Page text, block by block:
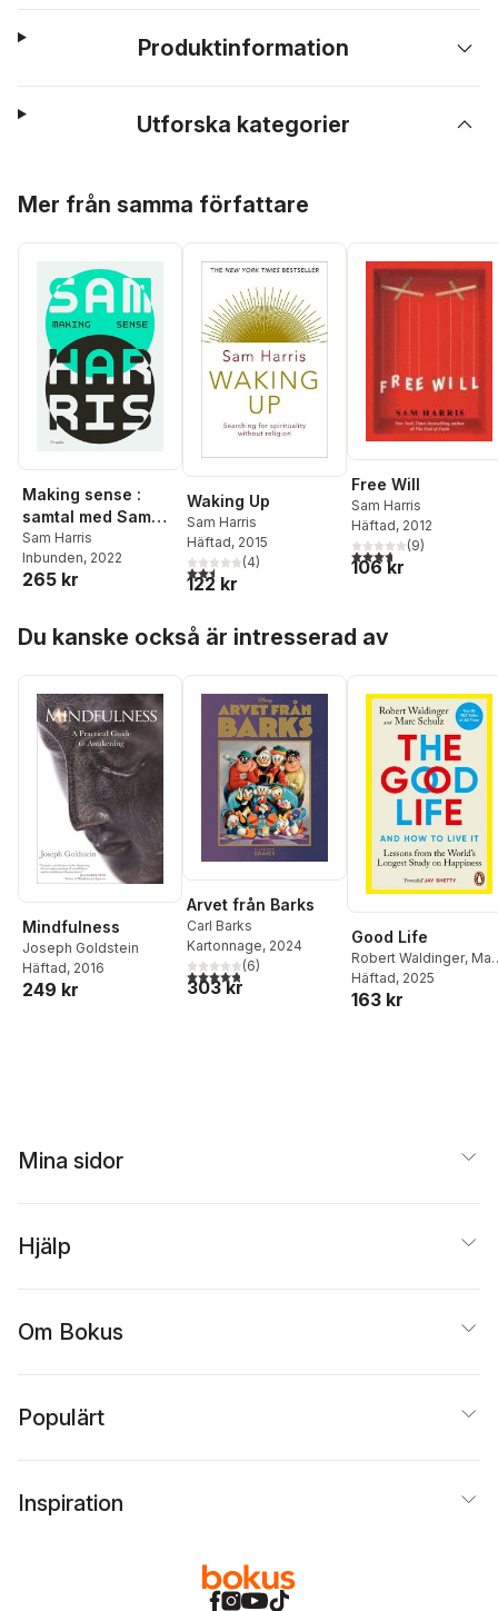
Produktinformation
Utforska kategorier
Mer från samma författare
Making sense :
samtal med Sam
Harris
Sam Harris
Inbunden, 2022
265 kr
Waking Up
Sam Harris
Häftad, 2015
2,5utav 5 stjärnor. Totalt antal röster:
(4)
122 kr
Free Will
Sam Harris
Häftad, 2012
3,7utav 5 stjärnor.
(9)
106 kr
Du kanske också är intresserad av
Mindfulness
Joseph Goldstein
Häftad, 2016
249 kr
Arvet från Barks
Carl Barks
Kartonnage, 2024
4,8utav 5 stjärnor. Totalt antal röster:
(6)
303 kr
Good Life
Robert Waldinger,
Schulz
Häftad, 2025
163 kr
Mina sidor
Hjälp
Om Bokus
Populärt
Inspiration